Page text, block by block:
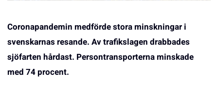
Coronapandemin medförde stora minskningar i
svenskarnas resande. Av trafikslagen drabbades
sjöfarten hårdast. Persontransporterna minskade
med 74 procent.